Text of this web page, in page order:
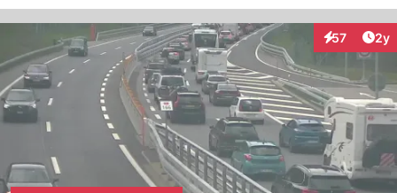
57
Interaktionen
2y